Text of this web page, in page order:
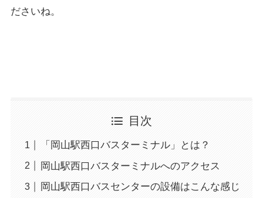
ださいね。
目次
「岡山駅西口バスターミナル」とは？
岡山駅西口バスターミナルへのアクセス
岡山駅西口バスセンターの設備はこんな感じ